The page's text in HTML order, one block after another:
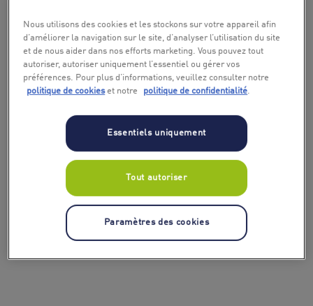
Nous utilisons des cookies et les stockons sur votre appareil afin
d’améliorer la navigation sur le site, d’analyser l’utilisation du site
et de nous aider dans nos efforts marketing. Vous pouvez tout
autoriser, autoriser uniquement l’essentiel ou gérer vos
préférences. Pour plus d’informations, veuillez consulter notre
politique de cookieset notre politique de confidentialité.
Essentiels uniquement
Tout autoriser
Paramètres des cookies